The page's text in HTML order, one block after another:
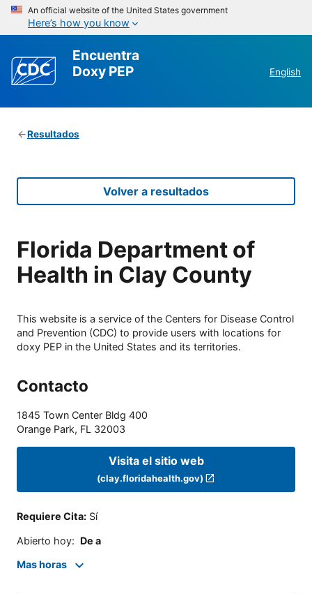
An official website of the United States government
Here’s how you know
Encuentra
Doxy PEP
English
Resultados
Volver a resultados
Florida Department of
Health in Clay County
This website is a service of the Centers for Disease Control
and Prevention (CDC) to provide users with locations for
doxy PEP in the United States and its territories.
Contacto
1845 Town Center Bldg 400
Orange Park, FL 32003
Visita el sitio web
(clay.floridahealth.gov)
Requiere Cita: Sí
Abierto hoy: De a
Mas horas